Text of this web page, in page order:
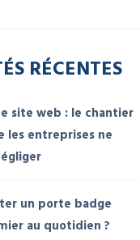
RÉCENTES
site web : le chantier
les entreprises ne
un porte badge
au quotidien ?